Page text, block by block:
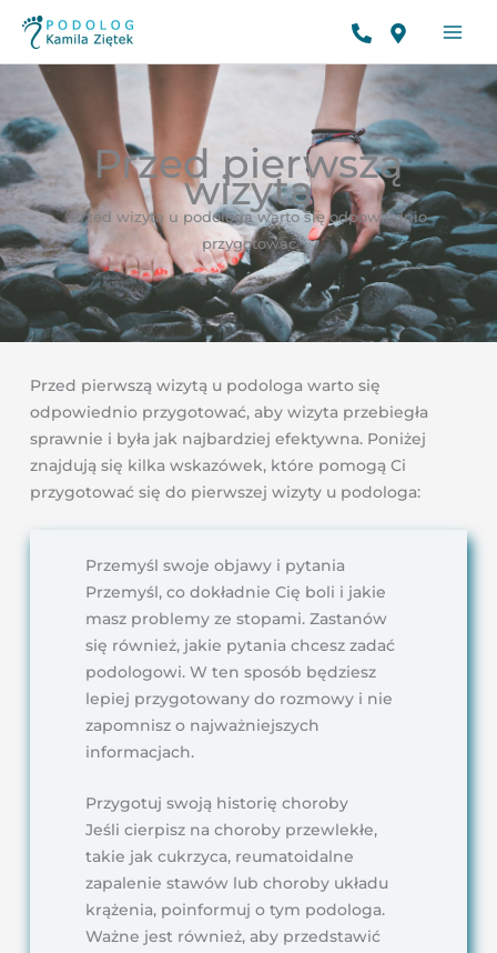
Przejdź
treści
Przed pierwszą
wizytą
Przed wizytą u podologa warto się odpowiednio
przygotować
Przed pierwszą wizytą u podologa warto się
odpowiednio przygotować, aby wizyta przebiegła
sprawnie i była jak najbardziej efektywna. Poniżej
znajdują się kilka wskazówek, które pomogą Ci
przygotować się do pierwszej wizyty u podologa:
Przemyśl swoje objawy i pytania
Przemyśl, co dokładnie Cię boli i jakie
masz problemy ze stopami. Zastanów
się również, jakie pytania chcesz zadać
podologowi. W ten sposób będziesz
lepiej przygotowany do rozmowy i nie
zapomnisz o najważniejszych
informacjach.
Przygotuj swoją historię choroby
Jeśli cierpisz na choroby przewlekłe,
takie jak cukrzyca, reumatoidalne
zapalenie stawów lub choroby układu
krążenia, poinformuj o tym podologa.
Ważne jest również, aby przedstawić